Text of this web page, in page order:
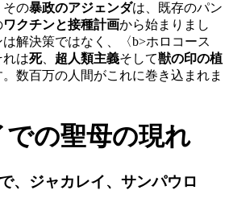
その暴政のアジェンダは、既存のパン
ワクチンと接種計画から始まりまし
解決策ではなく、〈b>ホロコース
れは死、 超人類主義そして獣の印の植
数百万の人間がこれに巻き込まれま
の聖母の現れ
、ジャカレイ、サンパウロ